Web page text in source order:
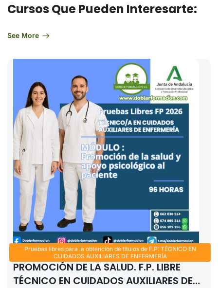
Cursos Que Pueden Interesarte:
See More
Pruebas libres para la obtención de títulos de F.P: TÉCNICO EN
CUIDADOS AUXILIARES DE ENFERMERÍA
PROMOCIÓN DE LA SALUD. F.P. LIBRE
TÉCNICO EN CUIDADOS AUXILIARES DE